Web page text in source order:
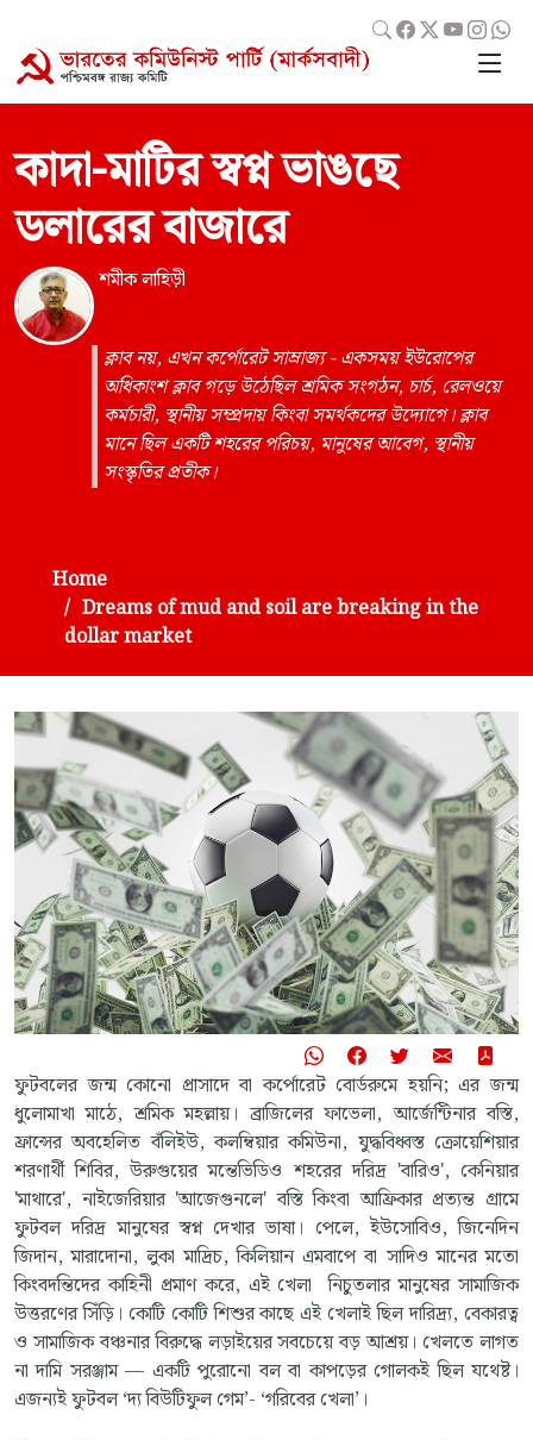
কাদা-মাটির স্বপ্ন ভাঙছে
ডলারের বাজারে
শমীক লাহিড়ী
ক্লাব নয়, এখন কর্পোরেট সাম্রাজ্য - একসময় ইউরোপের
অধিকাংশ ক্লাব গড়ে উঠেছিল শ্রমিক সংগঠন, চার্চ, রেলওয়ে
কর্মচারী, স্থানীয় সম্প্রদায় কিংবা সমর্থকদের উদ্যোগে। ক্লাব
মানে ছিল একটি শহরের পরিচয়, মানুষের আবেগ, স্থানীয়
সংস্কৃতির প্রতীক।
Home
Dreams of mud and soil are breaking in the
dollar market
ফুটবলের জন্ম কোনো প্রাসাদে বা কর্পোরেট বোর্ডরুমে হয়নি; এর জন্ম
ধুলোমাখা মাঠে, শ্রমিক মহল্লায়। ব্রাজিলের ফাভেলা, আর্জেন্টিনার বস্তি,
ফ্রান্সের অবহেলিত বঁলিইউ, কলম্বিয়ার কমিউনা, যুদ্ধবিধ্বস্ত ক্রোয়েশিয়ার
শরণার্থী শিবির, উরুগুয়ের মন্তেভিডিও শহরের দরিদ্র 'বারিও', কেনিয়ার
'মাথারে', নাইজেরিয়ার 'আজেগুনলে' বস্তি কিংবা আফ্রিকার প্রত্যন্ত গ্রামে
ফুটবল দরিদ্র মানুষের স্বপ্ন দেখার ভাষা। পেলে, ইউসোবিও, জিনেদিন
জিদান, মারাদোনা, লুকা মাদ্রিচ, কিলিয়ান এমবাপে বা সাদিও মানের মতো
কিংবদন্তিদের কাহিনী প্রমাণ করে, এই খেলা নিচুতলার মানুষের সামাজিক
উত্তরণের সিঁড়ি। কোটি কোটি শিশুর কাছে এই খেলাই ছিল দারিদ্র্য, বেকারত্ব
ও সামাজিক বঞ্চনার বিরুদ্ধে লড়াইয়ের সবচেয়ে বড় আশ্রয়। খেলতে লাগত
না দামি সরঞ্জাম — একটি পুরোনো বল বা কাপড়ের গোলকই ছিল যথেষ্ট।
এজন্যই ফুটবল ‘দ্য বিউটিফুল গেম’- ‘গরিবের খেলা’।